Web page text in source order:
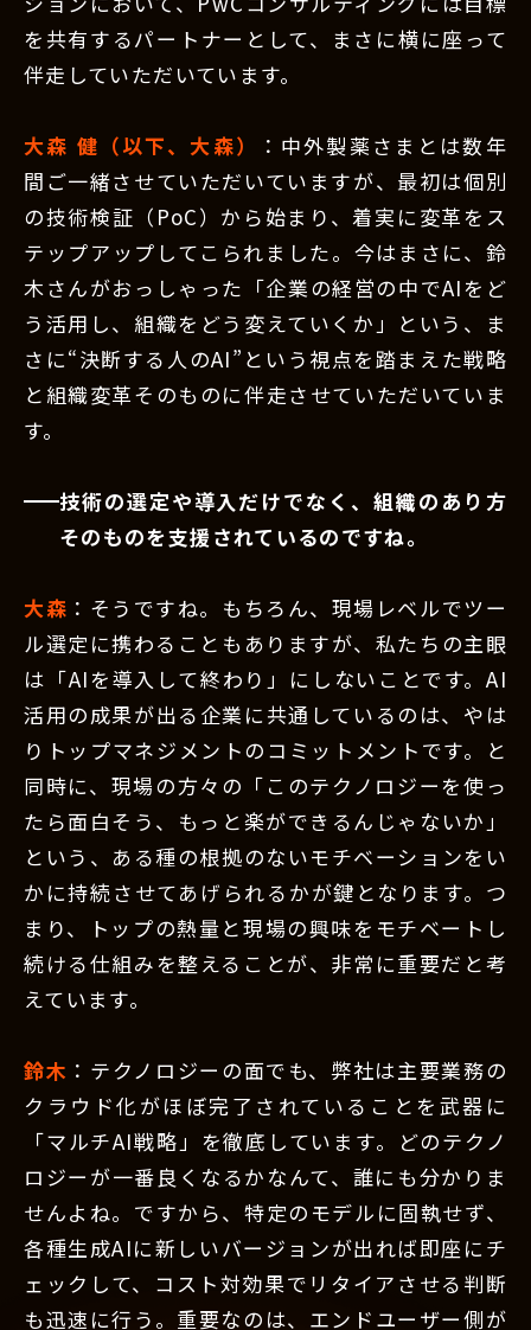
を共有するパートナーとして、まさに横に座って
伴走していただいています。
大森 健（以下、大森）
：中外製薬さまとは数年
間ご一緒させていただいていますが、最初は個別
の技術検証（PoC）から始まり、着実に変革をス
テップアップしてこられました。今はまさに、鈴
木さんがおっしゃった「企業の経営の中でAIをど
う活用し、組織をどう変えていくか」という、ま
さに“決断する人のAI”という視点を踏まえた戦略
と組織変革そのものに伴走させていただいていま
す。
技術の選定や導入だけでなく、組織のあり方
そのものを支援されているのですね。
大森 ：そうですね。もちろん、現場レベルでツー
ル選定に携わることもありますが、私たちの主眼
は「AIを導入して終わり」にしないことです。AI
活用の成果が出る企業に共通しているのは、やは
りトップマネジメントのコミットメントです。と
同時に、現場の方々の「このテクノロジーを使っ
たら面白そう、もっと楽ができるんじゃないか」
という、ある種の根拠のないモチベーションをい
かに持続させてあげられるかが鍵となります。つ
まり、トップの熱量と現場の興味をモチベートし
続ける仕組みを整えることが、非常に重要だと考
えています。
鈴木 ：テクノロジーの面でも、弊社は主要業務の
クラウド化がほぼ完了されていることを武器に
「マルチAI戦略」を徹底しています。どのテクノ
ロジーが一番良くなるかなんて、誰にも分かりま
せんよね。ですから、特定のモデルに固執せず、
各種生成AIに新しいバージョンが出れば即座にチ
ェックして、コスト対効果でリタイアさせる判断
も迅速に行う。重要なのは、エンドユーザー側が